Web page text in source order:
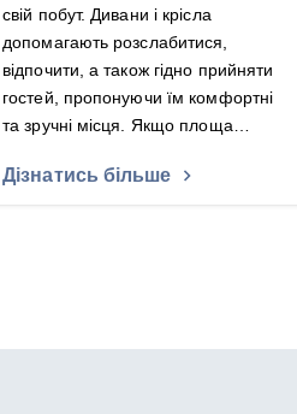
свій побут. Дивани і крісла
допомагають розслабитися,
відпочити, а також гідно прийняти
гостей, пропонуючи їм комфортні
та зручні місця. Якщо площа…
Дізнатись більше